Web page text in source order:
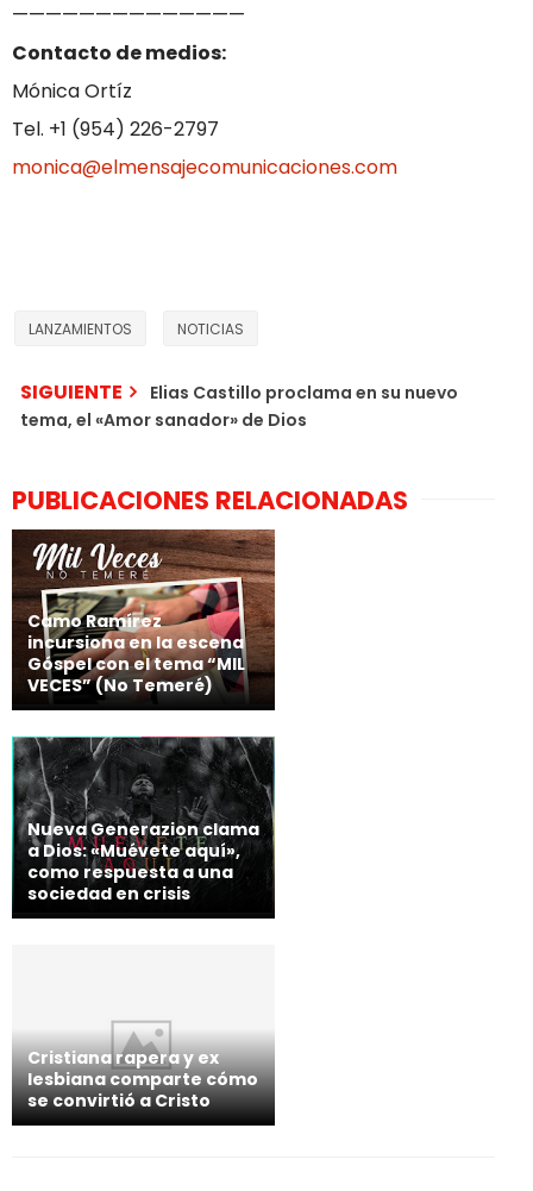
——————————————
Contacto de medios:
Mónica Ortíz
Tel. +1 (954) 226-2797
monica@elmensajecomunicaciones.com
LANZAMIENTOS NOTICIAS
SIGUIENTE
Elias Castillo proclama en su nuevo
tema, el «Amor sanador» de Dios
PUBLICACIONES RELACIONADAS
Camo Ramírez
incursiona en la escena
Góspel con el tema “MIL
VECES” (No Temeré)
Nueva Generazion clama
a Dios: «Muévete aquí»,
como respuesta a una
sociedad en crisis
Cristiana rapera y ex
lesbiana comparte cómo
se convirtió a Cristo